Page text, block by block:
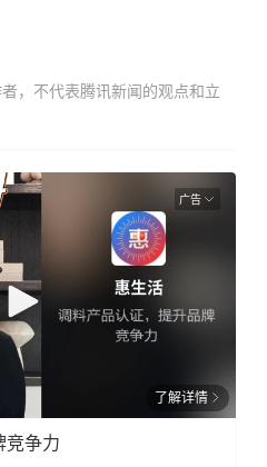
，不代表腾讯新闻的观点和立
广告
了解详情
竞争力